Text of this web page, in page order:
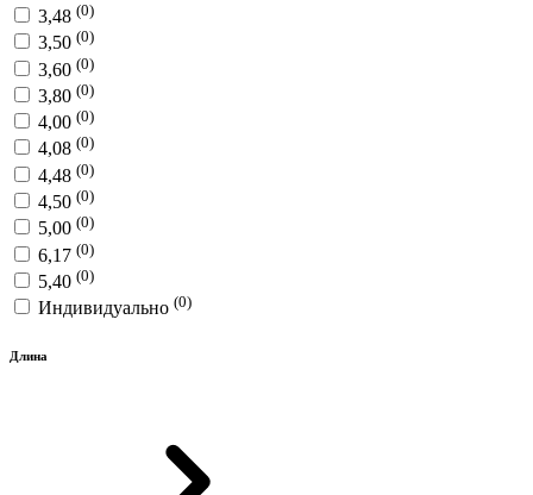
3,48 (0)
3,50 (0)
3,60 (0)
3,80 (0)
4,00 (0)
4,08 (0)
4,48 (0)
4,50 (0)
5,00 (0)
6,17 (0)
5,40 (0)
Индивидуально (0)
Длина